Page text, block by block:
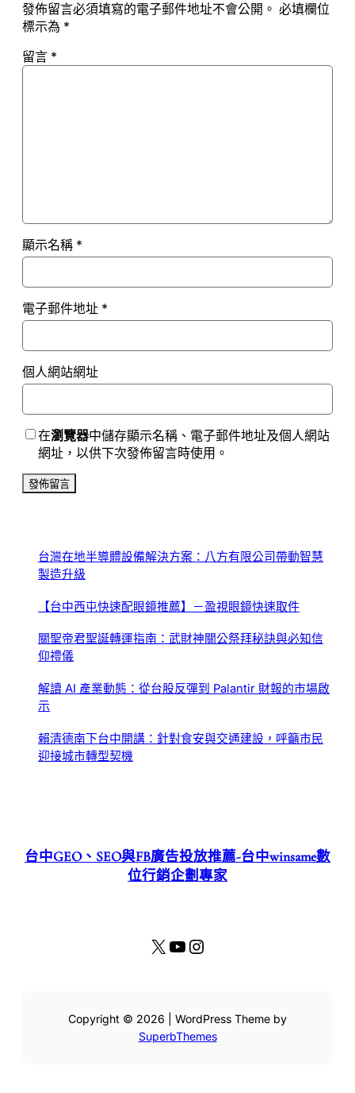
發佈留言必須填寫的電子郵件地址不會公開。 必填欄位
標示為 *
留言 *
顯示名稱 *
電子郵件地址 *
個人網站網址
在瀏覽器中儲存顯示名稱、電子郵件地址及個人網站
網址，以供下次發佈留言時使用。
台灣在地半導體設備解決方案：八方有限公司帶動智慧
製造升級
【台中西屯快速配眼鏡推薦】－盈視眼鏡快速取件
關聖帝君聖誕轉運指南：武財神關公祭拜秘訣與必知信
仰禮儀
解讀 AI 產業動態：從台股反彈到 Palantir 財報的市場啟
示
賴清德南下台中開講：針對食安與交通建設，呼籲市民
迎接城市轉型契機
台中GEO、SEO與FB廣告投放推薦-台中winsame數
位行銷企劃專家
X YouTube Instagram
Copyright © 2026 | WordPress Theme by
SuperbThemes